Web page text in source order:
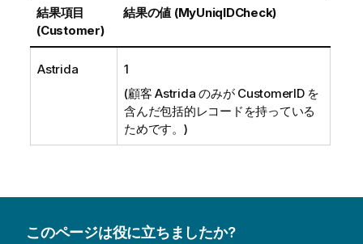
結果項目
(Customer)
結果の値 (MyUniqIDCheck)
Astrida
1
(顧客 Astrida のみが CustomerIDを
含んだ包括的レコードを持っている
ためです。)
このページは役に立ちましたか?